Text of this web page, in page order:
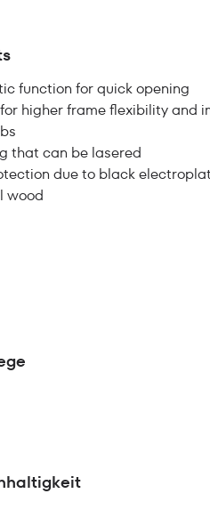
function for quick opening
higher frame flexibility and
that can be lasered
due to black
wood